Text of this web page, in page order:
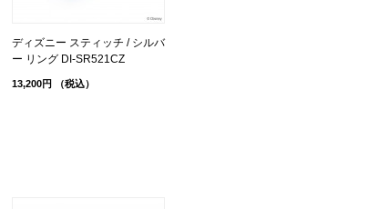
ディズニー スティッチ / シルバ
ー リング DI-SR521CZ
13,200円 （税込）